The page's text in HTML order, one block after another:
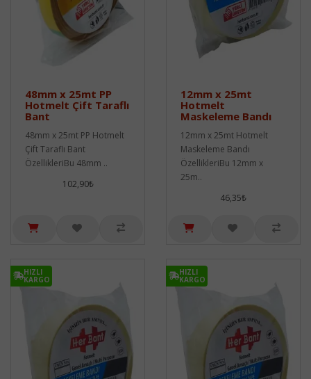
48mm x 25mt PP
Hotmelt Çift Taraflı
Bant
48mm x 25mt PP Hotmelt
Çift Taraflı Bant
ÖzellikleriBu 48mm ..
102,90₺
12mm x 25mt
Hotmelt
Maskeleme Bandı
12mm x 25mt Hotmelt
Maskeleme Bandı
ÖzellikleriBu 12mm x
25m..
46,35₺
HIZLI
KARGO
HIZLI
KARGO